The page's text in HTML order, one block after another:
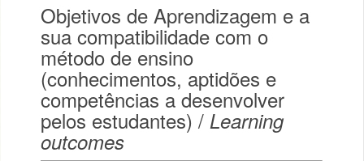
Objetivos de Aprendizagem e a
sua compatibilidade com o
método de ensino
(conhecimentos, aptidões e
competências a desenvolver
pelos estudantes) / Learning
outcomes